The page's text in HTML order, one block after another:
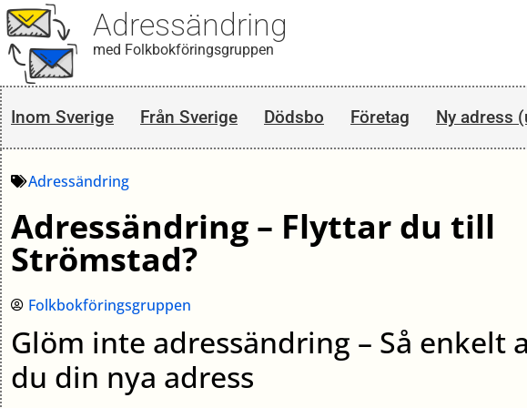
Adressändring
med Folkbokföringsgruppen
Inom Sverige Från Sverige Dödsbo Företag Ny adress
Adressändring
Adressändring – Flyttar du till
Strömstad?
Folkbokföringsgruppen
Glöm inte adressändring – Så enkelt
du din nya adress